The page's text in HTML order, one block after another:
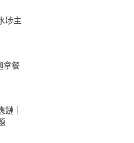
埗主
拿餐
｜